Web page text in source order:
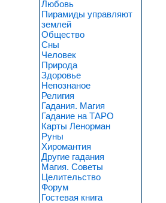
Любовь
Пирамиды управляют
землей
Общество
Сны
Человек
Природа
Здоровье
Непознаное
Религия
Гадания. Магия
Гадание на ТАРО
Карты Ленорман
Руны
Хиромантия
Другие гадания
Магия. Советы
Целительство
Форум
Гостевая книга